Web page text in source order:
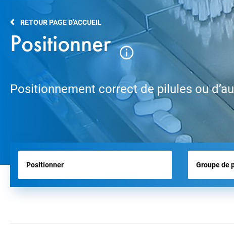
BROSSES INDUSTRIELLES
BROSSES STRIPS ET
BROSSES DE VOIRIE
BROSSES D’AÉROPORT
BROSSES POUR OUTILS
BROSSES D’HYGIÈNE
TOUS LES PRODUITS
RETOUR PAGE D'ACCUEIL
Positionner
Positionnement correct de pilules ou